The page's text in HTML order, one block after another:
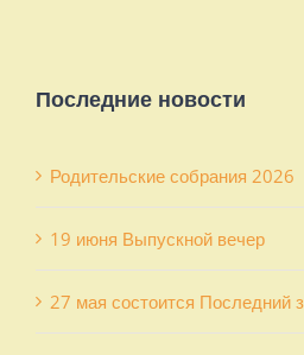
Последние новости
Родительские собрания 2026
19 июня Выпускной вечер
27 мая состоится Последний